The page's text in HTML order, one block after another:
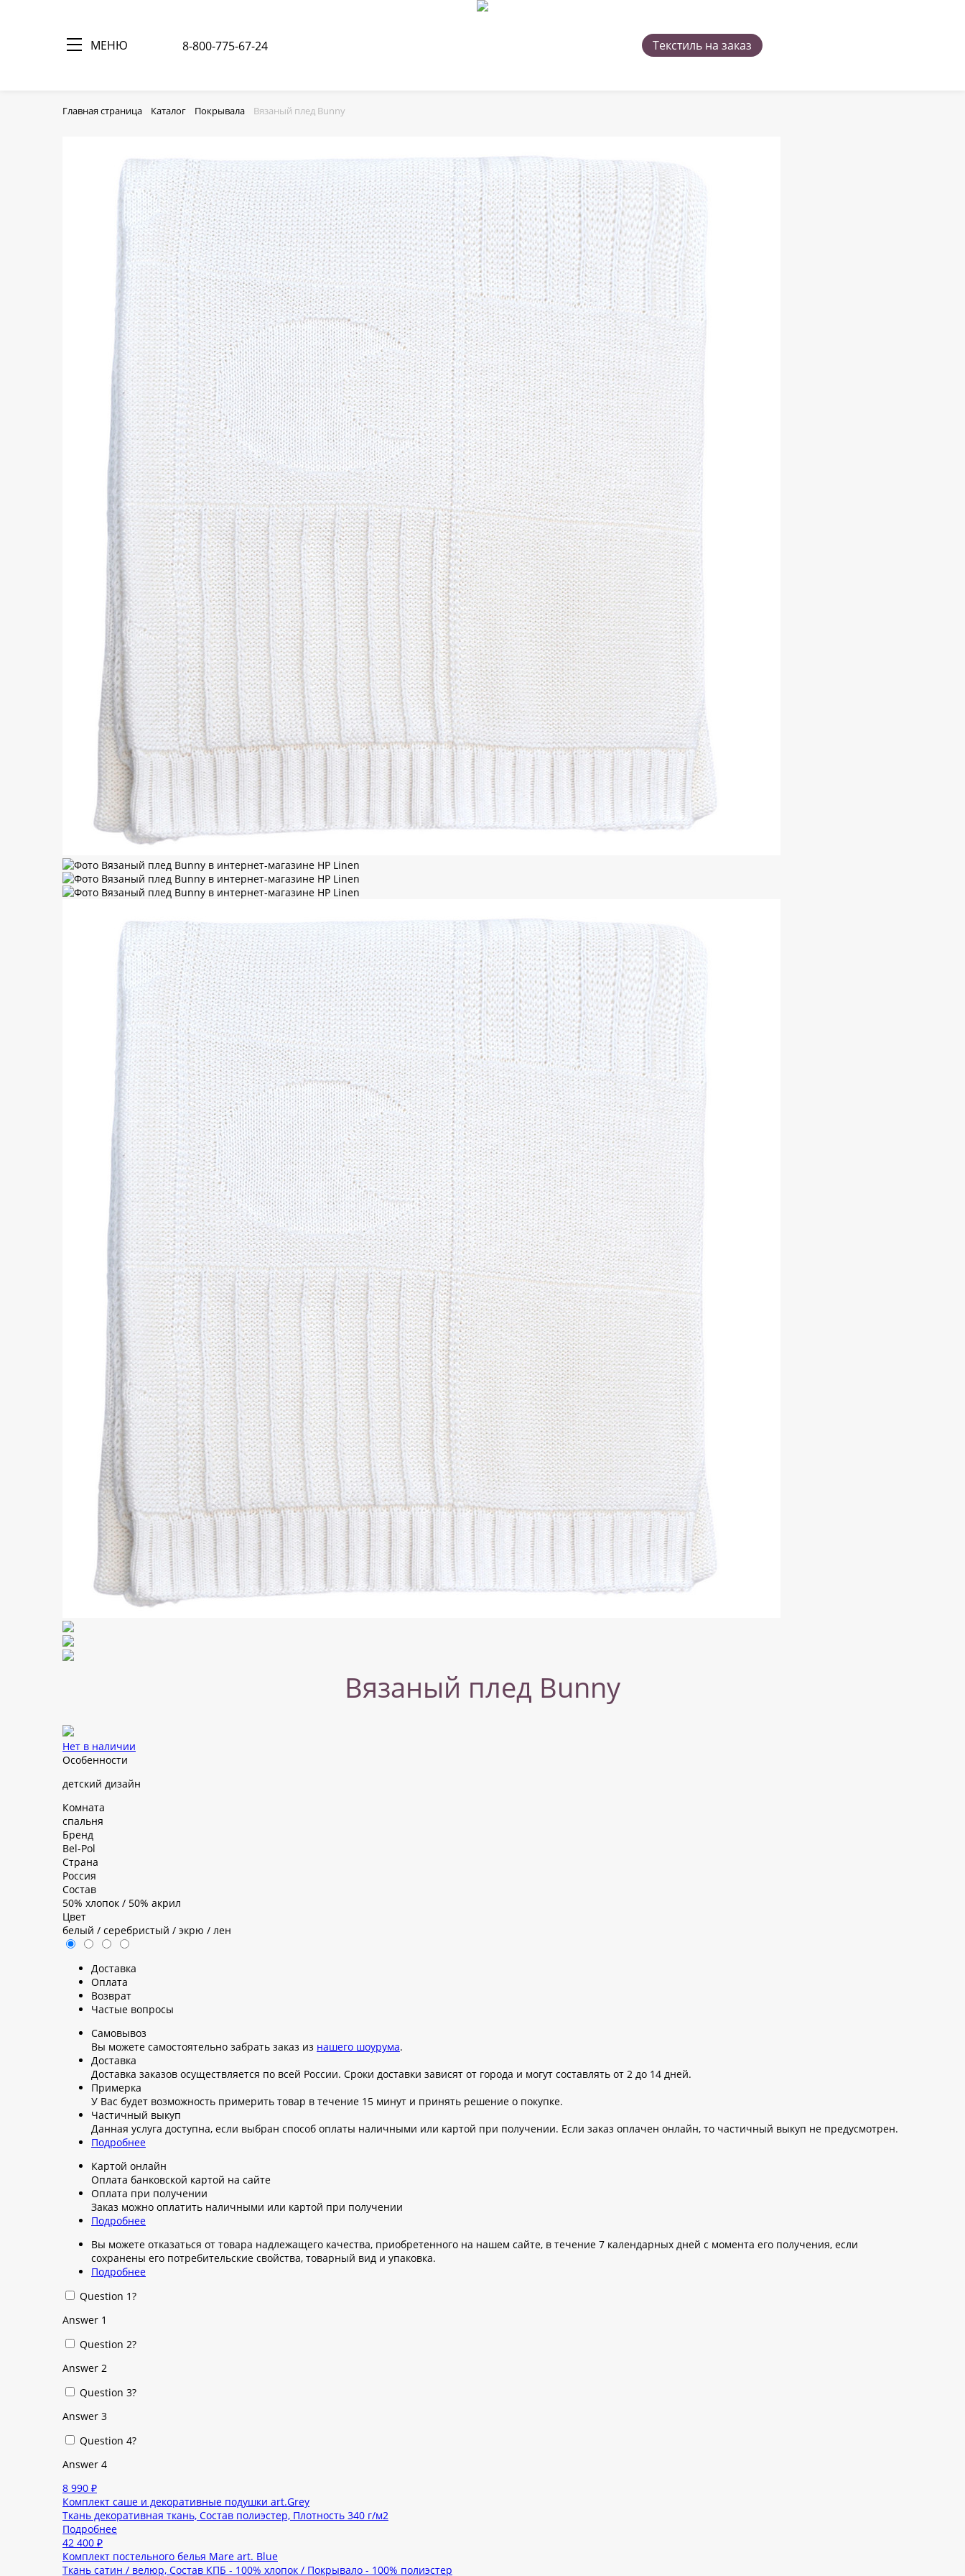
МЕНЮ 8-800-775-67-24 Текстиль на заказ
Главная страница Каталог Покрывала Вязаный плед Bunny
Вязаный плед Bunny
Нет в наличии
Особенности
детский дизайн
Комната
спальня
Бренд
Bel-Pol
Страна
Россия
Состав
50% хлопок / 50% акрил
Цвет
белый / серебристый / экрю / лен
Доставка
Оплата
Возврат
Частые вопросы
Самовывоз
Вы можете самостоятельно забрать заказ из нашего шоурума.
Доставка
Доставка заказов осуществляется по всей России. Сроки доставки зависят от города и могут составлять от 2 до 14 дней.
Примерка
У Вас будет возможность примерить товар в течение 15 минут и принять решение о покупке.
Частичный выкуп
Данная услуга доступна, если выбран способ оплаты наличными или картой при получении. Если заказ оплачен онлайн, то частичный выкуп не предусмотрен.
Подробнее
Картой онлайн
Оплата банковской картой на сайте
Оплата при получении
Заказ можно оплатить наличными или картой при получении
Подробнее
Вы можете отказаться от товара надлежащего качества, приобретенного на нашем сайте, в течение 7 календарных дней с момента его получения, если
сохранены его потребительские свойства, товарный вид и упаковка.
Подробнее
Question 1?
Answer 1
Question 2?
Answer 2
Question 3?
Answer 3
Question 4?
Answer 4
8 990 ₽
Комплект саше и декоративные подушки art.Grey
Ткань декоративная ткань, Состав полиэстер, Плотность 340 г/м2
Подробнее
42 400 ₽
Комплект постельного белья Mare art. Blue
Ткань сатин / велюр, Состав КПБ - 100% хлопок / Покрывало - 100% полиэстер